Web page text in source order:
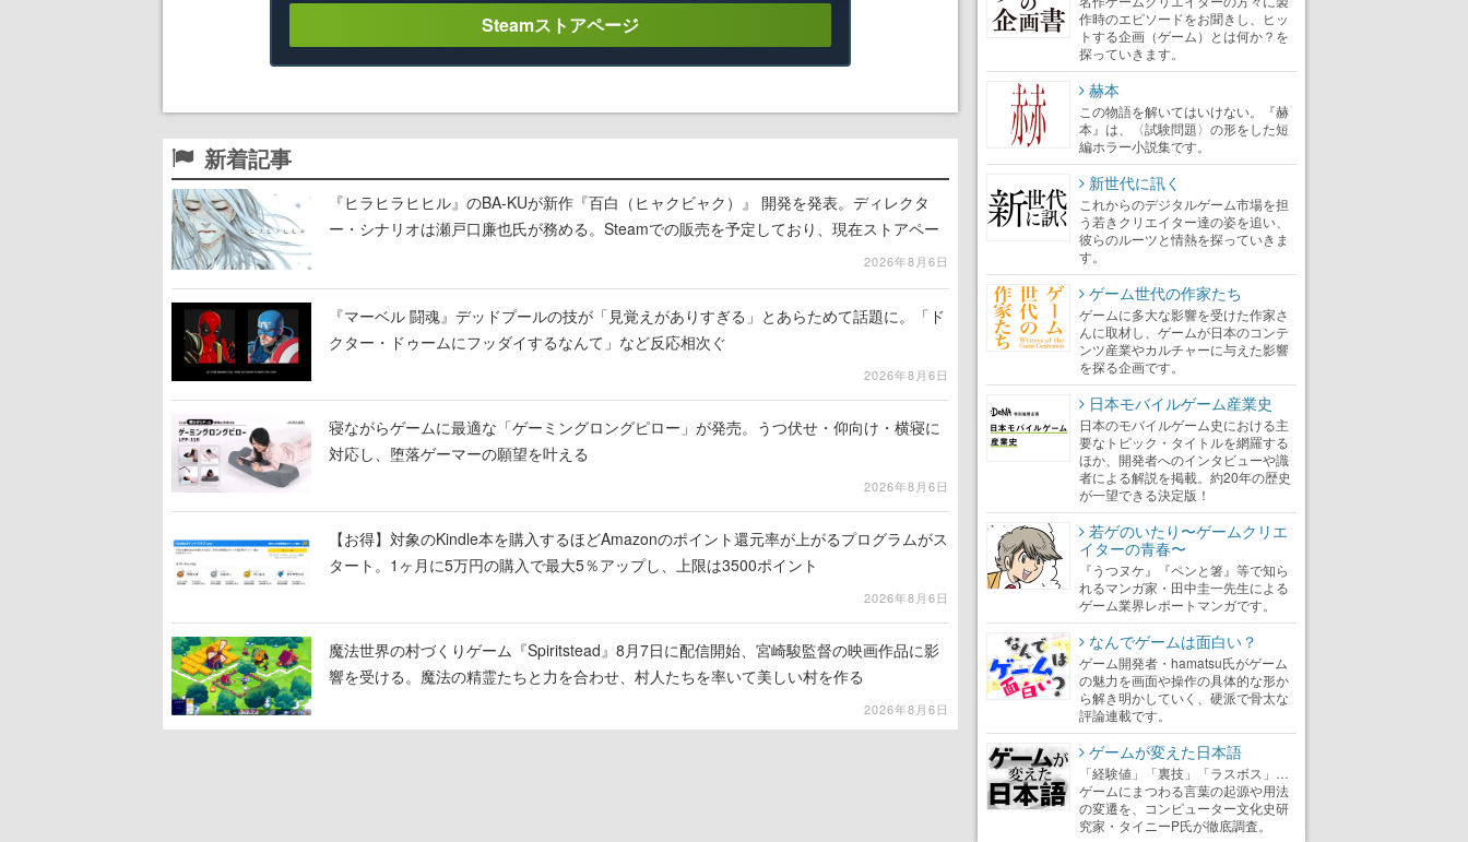
Steamストアページ
新着記事
『ヒラヒラヒヒル』のBA-KUが新作『百白（ヒャクビャク）』 開発を発表。ディレクタ
ー・シナリオは瀬戸口廉也氏が務める。Steamでの販売を予定しており、現在ストアペー
2026年8月6日
『マーベル 闘魂』デッドプールの技が「見覚えがありすぎる」とあらためて話題に。「ド
クター・ドゥームにフッダイするなんて」など反応相次ぐ
2026年8月6日
寝ながらゲームに最適な「ゲーミングロングピロー」が発売。うつ伏せ・仰向け・横寝に
対応し、堕落ゲーマーの願望を叶える
2026年8月6日
【お得】対象のKindle本を購入するほどAmazonのポイント還元率が上がるプログラムがス
タート。1ヶ月に5万円の購入で最大5％アップし、上限は3500ポイント
2026年8月6日
魔法世界の村づくりゲーム『Spiritstead』8月7日に配信開始、宮崎駿監督の映画作品に影
響を受ける。魔法の精霊たちと力を合わせ、村人たちを率いて美しい村を作る
2026年8月6日
作時のエピソードをお聞きし、ヒッ
トする企画（ゲーム）とは何か？を
探っていきます。
赫本
この物語を解いてはいけない。『赫
本』は、〈試験問題〉の形をした短
編ホラー小説集です。
新世代に訊く
これからのデジタルゲーム市場を担
う若きクリエイター達の姿を追い、
彼らのルーツと情熱を探っていきま
す。
ゲーム世代の作家たち
ゲームに多大な影響を受けた作家さ
んに取材し、ゲームが日本のコンテ
ンツ産業やカルチャーに与えた影響
を探る企画です。
日本モバイルゲーム産業史
日本のモバイルゲーム史における主
要なトピック・タイトルを網羅する
ほか、開発者へのインタビューや識
者による解説を掲載。約20年の歴史
が一望できる決定版！
若ゲのいたり〜ゲームクリエ
イターの青春〜
『うつヌケ』『ペンと箸』等で知ら
れるマンガ家・田中圭一先生による
ゲーム業界レポートマンガです。
なんでゲームは面白い？
ゲーム開発者・hamatsu氏がゲーム
の魅力を画面や操作の具体的な形か
ら解き明かしていく、硬派で骨太な
評論連載です。
ゲームが変えた日本語
「経験値」「裏技」「ラスボス」…
ゲームにまつわる言葉の起源や用法
の変遷を、コンピューター文化史研
究家・タイニーP氏が徹底調査。